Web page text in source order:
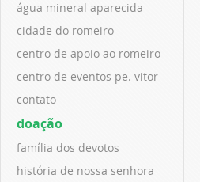
água mineral aparecida
cidade do romeiro
centro de apoio ao romeiro
centro de eventos pe. vitor
contato
doação
família dos devotos
história de nossa senhora